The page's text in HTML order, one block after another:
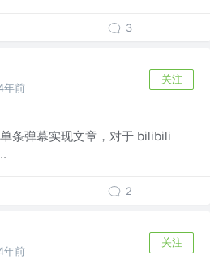
3
年前
关注
条弹幕实现文章，对于 bilibili
2
年前
关注